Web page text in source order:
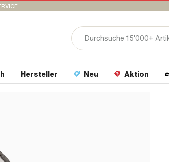
Hersteller Neu Aktion